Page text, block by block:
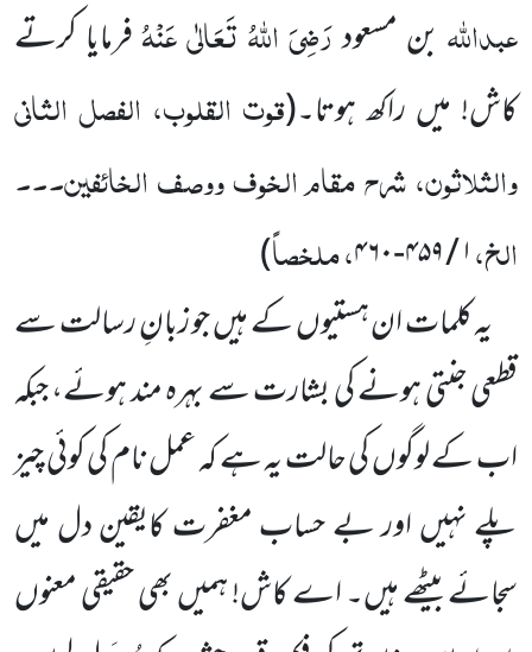
عبداللہ بن مسعودرَضِیَ اللہُ تَعَالٰی عَنْہُفرمایا کرتے
کاش! میں راکھ ہوتا۔(قوت القلوب، الفصل الثانی
والثلاثون، شرح مقام الخوف ووصف الخائفین۔۔۔
الخ،۱/۴۵۹-۴۶۰، ملخصاً)
یہ کلمات ان ہستیوں کے ہیں جو زبانِ رسالت سے
قطعی جنتی ہونے کی بشارت سے بہرہ مند ہوئے، جبکہ
اب کے لوگوں کی حالت یہ ہے کہ عمل نام کی کوئی چیز
پلے نہیں اور بے حساب مغفرت کایقین دل میں
سجائے بیٹھے ہیں۔ اے کاش! ہمیں بھی حقیقی معنوں